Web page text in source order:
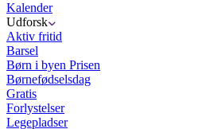
Kalender
Udforsk
Aktiv fritid
Barsel
Børn i byen Prisen
Børnefødselsdag
Gratis
Forlystelser
Legepladser